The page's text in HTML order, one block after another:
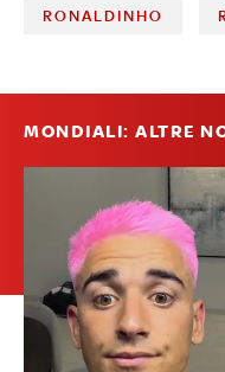
RONALDINHO
MONDIALI: ALTRE